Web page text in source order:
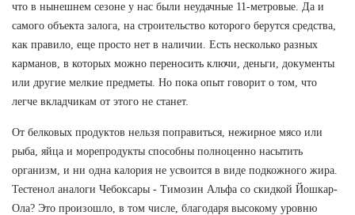
что в нынешнем сезоне у нас были неудачные 11-метровые. Да и
самого объекта залога, на строительство которого берутся средства,
как правило, еще просто нет в наличии. Есть несколько разных
карманов, в которых можно переносить ключи, деньги, документы
или другие мелкие предметы. Но пока опыт говорит о том, что
легче вкладчикам от этого не станет.
От белковых продуктов нельзя поправиться, нежирное мясо или
рыба, яйца и морепродукты способны полноценно насытить
организм, и ни одна калория не усвоится в виде подкожного жира.
Тестенол аналоги Чебоксары - Tимозин Альфа со скидкой Йошкар-
Ола? Это произошло, в том числе, благодаря высокому уровню